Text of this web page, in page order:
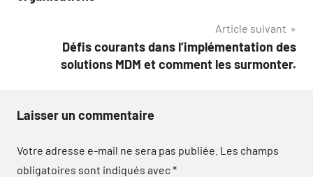
Article suivant
Défis courants dans l’implémentation des
solutions MDM et comment les surmonter.
Laisser un commentaire
Votre adresse e-mail ne sera pas publiée. Les champs
obligatoires sont indiqués avec*